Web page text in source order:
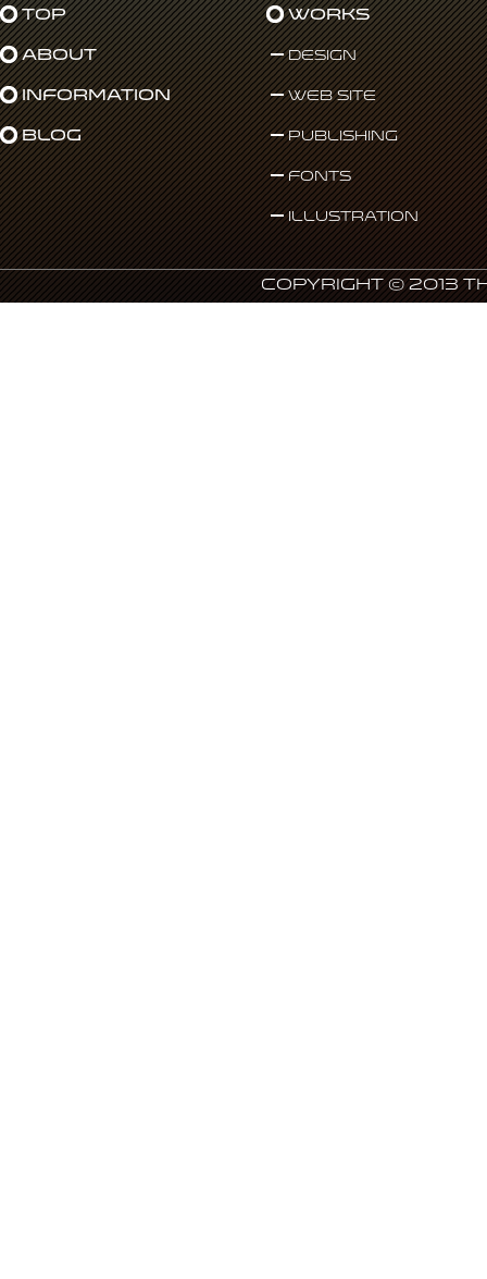
Top
About
Information
Blog
Works
Design
Web Site
Publishing
Fonts
Illustration
Copyright © 2013